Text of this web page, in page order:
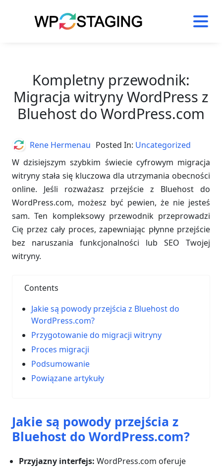
Kompletny przewodnik:
Migracja witryny WordPress z
Bluehost do WordPress.com
W dzisiejszym szybkim świecie cyfrowym migracja
witryny stała się kluczowa dla utrzymania obecności
online. Jeśli rozważasz przejście z Bluehost do
WordPress.com, możesz być pewien, że nie jesteś
sam. Ten kompleksowy przewodnik przeprowadzi
Cię przez cały proces, zapewniając płynne przejście
bez naruszania funkcjonalności lub SEO Twojej
witryny.
Contents
Jakie są powody przejścia z Bluehost do
WordPress.com?
Przygotowanie do migracji witryny
Proces migracji
Podsumowanie
Powiązane artykuły
Jakie są powody przejścia z
Bluehost do WordPress.com?
Przyjazny interfejs: WordPress.com oferuje
AuthorRene Hermenau Posted In: Uncategorized